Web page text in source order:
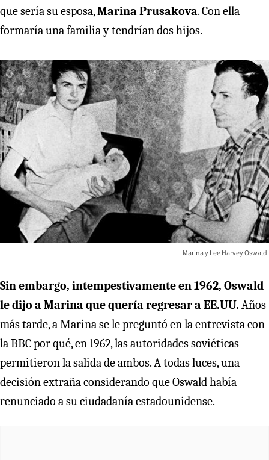
que sería su esposa,Marina Prusakova. Con ella
formaría una familia y tendrían dos hijos.
Marina y Lee Harvey Oswald.
Sin embargo, intempestivamente en 1962, Oswald
le dijo a Marina que quería regresar a EE.UU. Años
más tarde, a Marina se le preguntó en la entrevista con
la BBC por qué, en 1962, las autoridades soviéticas
permitieron la salida de ambos. A todas luces, una
decisión extraña considerando que Oswald había
renunciado a su ciudadanía estadounidense.